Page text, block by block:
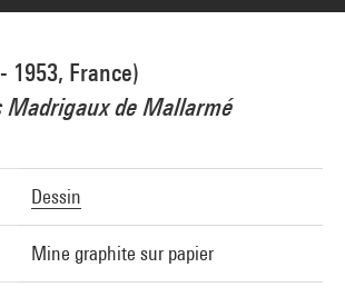
1953, France)
Madrigaux de Mallarmé
Dessin
Mine graphite sur papier
MNAM-CCI/Georges Meguerditchian/Dist.